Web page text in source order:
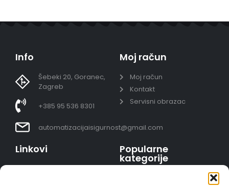
Info
Šebeki 20, Goranec,
Zagreb
+385 95 536 8301
automatizacijaisigurnost@gmail.com
Moj račun
Moj račun
Kontakt
Servisni obrazac
Linkovi Popularne
kategorije
Video nadzor - kompleti